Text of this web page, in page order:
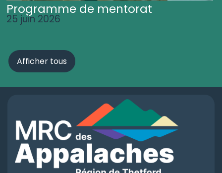
Programme de mentorat
25 juin 2026
Afficher tous